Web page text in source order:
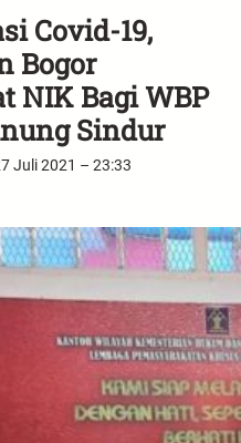
Covid-19,
Bogor
NIK Bagi WBP
Sindur
Juli 2021 – 23:33